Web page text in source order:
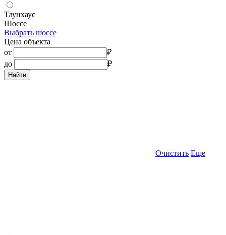
Таунхаус
Шоссе
Выбрать шоссе
Цена объекта
от
₽
до
₽
Найти
Очистить Еще